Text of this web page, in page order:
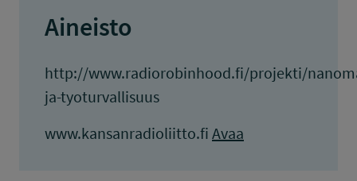
Aineisto
http://www.radiorobinhood.fi/projekti/
ja-tyoturvallisuus
www.kansanradioliitto.fi Avaa